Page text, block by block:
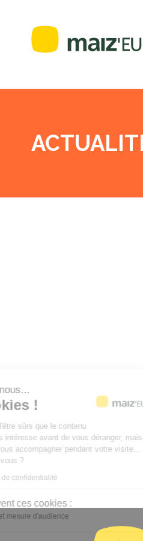
Salut c'est nous...
les Cookies !
On a attendu d'être sûrs que le
de ce site vous intéresse avant de
aimerait bien vous accompagner
C'est OK pour vous ?
Lire la politique de confidentialité
À quoi servent ces cookies :
Statistiques et mesure d'audience